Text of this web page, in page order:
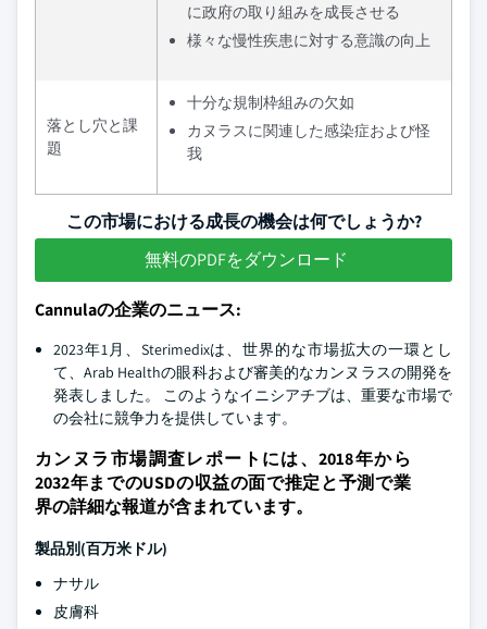
に政府の取り組みを成長させる
様々な慢性疾患に対する意識の向上
落とし穴と課
題
十分な規制枠組みの欠如
カヌラスに関連した感染症および怪
我
この市場における成長の機会は何でしょうか?
無料のPDFをダウンロード
Cannulaの企業のニュース:
2023年1月、Sterimedixは、世界的な市場拡大の一環とし
て、Arab Healthの眼科および審美的なカンヌラスの開発を
発表しました。 このようなイニシアチブは、重要な市場で
の会社に競争力を提供しています。
カンヌラ市場調査レポートには、2018年から
2032年までのUSDの収益の面で推定と予測で業
界の詳細な報道が含まれています。
製品別(百万米ドル)
ナサル
皮膚科